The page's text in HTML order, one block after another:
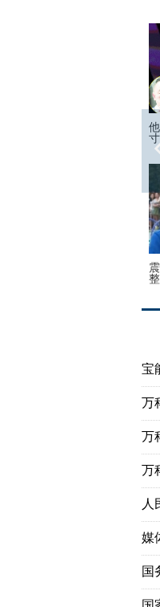
宝
万
万
万
人
媒
国